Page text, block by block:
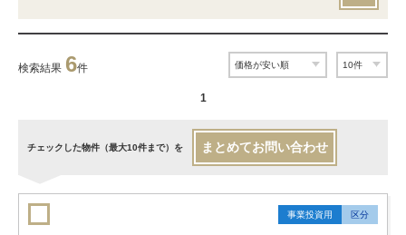
検索結果 6件
1
チェックした物件（最大10件まで）を まとめてお問い合わせ
事業投資用 区分